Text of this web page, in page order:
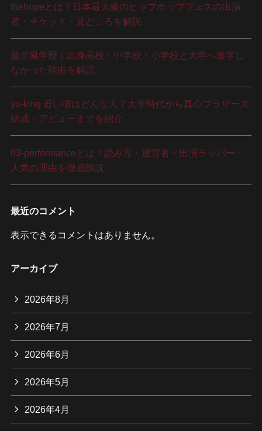
thehopeとは？日本最大級のヒップホップフェスの出演
者・チケット・見どころを解説
藤井風学歴｜出身高校・中学校・小学校と大学へ進学し
なかった理由を解説
yo-king 若い頃はどんな人？大学時代から真心ブラザーズ
結成・デビューまでを紹介
03-performanceとは？読み方・運営者・出演ラッパー・
人気の理由を徹底解説
最近のコメント
表示できるコメントはありません。
アーカイブ
2026年8月
2026年7月
2026年6月
2026年5月
2026年4月